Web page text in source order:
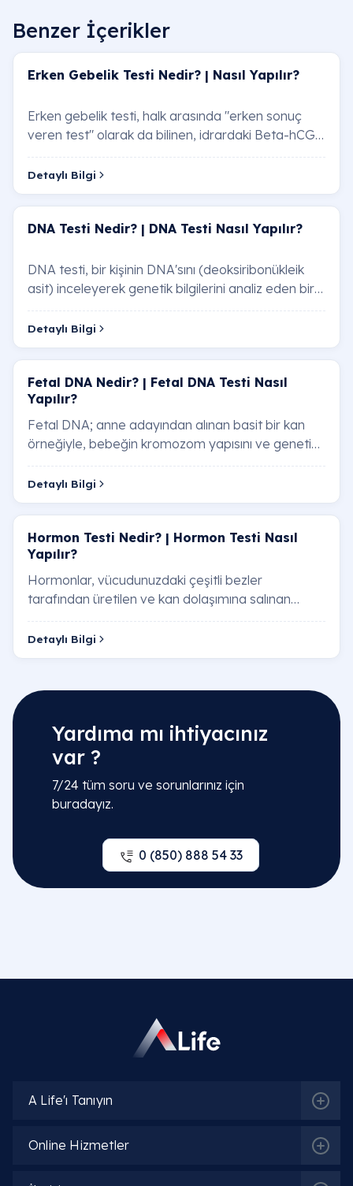
Benzer İçerikler
Erken Gebelik Testi Nedir? | Nasıl Yapılır?
Erken gebelik testi, halk arasında "erken sonuç
veren test" olarak da bilinen, idrardaki Beta-hCG
(insan koryonik gonadotropini) hormonunu s…
Detaylı Bilgi
DNA Testi Nedir? | DNA Testi Nasıl Yapılır?
DNA testi, bir kişinin DNA'sını (deoksiribonükleik
asit) inceleyerek genetik bilgilerini analiz eden bir
testtir. DNA, vücudumuzdaki hücrele…
Detaylı Bilgi
Fetal DNA Nedir? | Fetal DNA Testi Nasıl
Yapılır?
Fetal DNA; anne adayından alınan basit bir kan
örneğiyle, bebeğin kromozom yapısını ve genetik
sağlığını %99’un üzerinde doğruluk oranıyla i…
Detaylı Bilgi
Hormon Testi​ Nedir? | Hormon Testi​ Nasıl
Yapılır?
Hormonlar, vücudunuzdaki çeşitli bezler
tarafından üretilen ve kan dolaşımına salınan
kimyasal habercilerdir. Hormonlar, büyüme ve
gelişme, …
Detaylı Bilgi
Yardıma mı ihtiyacınız
var ?
7/24 tüm soru ve sorunlarınız için
buradayız.
0 (850) 888 54 33
A Life'ı Tanıyın
Online Hizmetler